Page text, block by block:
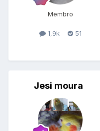
Membro
1,9k 51
Jesi moura